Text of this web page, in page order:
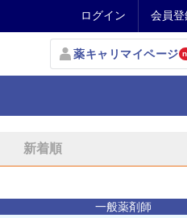
ログイン 会員登
薬キャリマイページ
新着順
一般薬剤師